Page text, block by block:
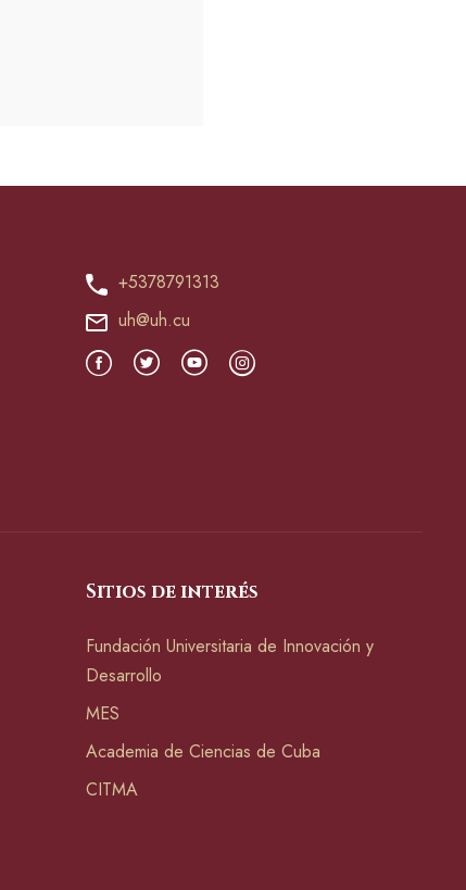
+5378791313
uh@uh.cu
Sitios de interés
Fundación Universitaria de Innovación y
Desarrollo
MES
Academia de Ciencias de Cuba
CITMA